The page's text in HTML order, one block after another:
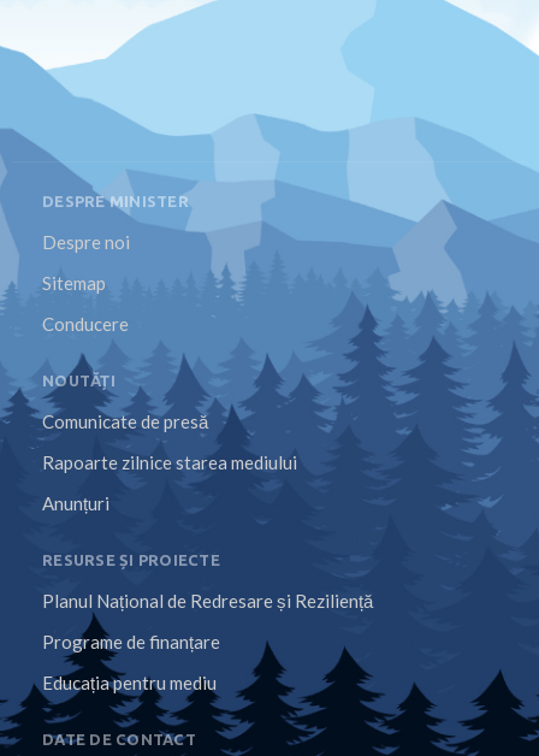
DESPRE MINISTER
Despre noi
Sitemap
Conducere
NOUTĂȚI
Comunicate de presă
Rapoarte zilnice starea mediului
Anunțuri
RESURSE ȘI PROIECTE
Planul Național de Redresare și Reziliență
Programe de finanțare
Educația pentru mediu
DATE DE CONTACT